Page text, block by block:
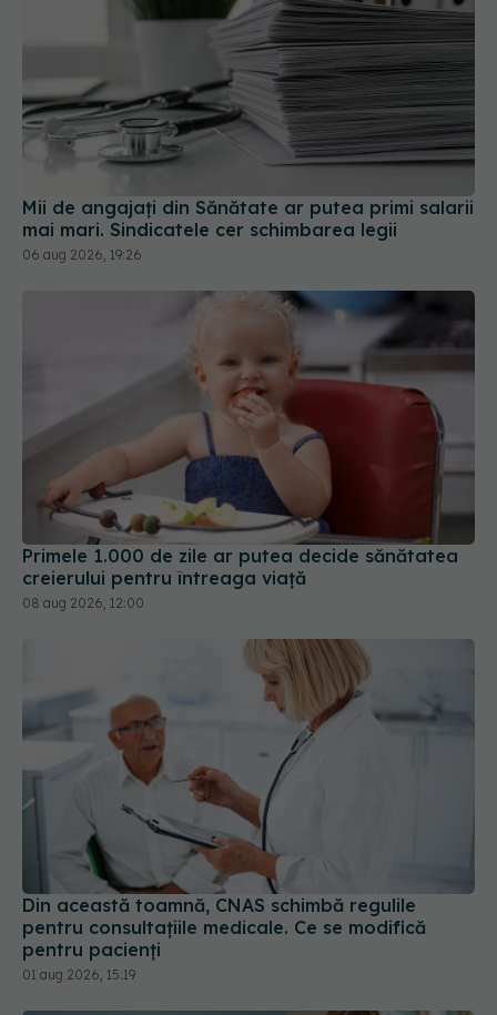
Mii de angajați din Sănătate ar putea primi salarii
mai mari. Sindicatele cer schimbarea legii
06 aug 2026, 19:26
Primele 1.000 de zile ar putea decide sănătatea
creierului pentru întreaga viață
08 aug 2026, 12:00
Din această toamnă, CNAS schimbă regulile
pentru consultațiile medicale. Ce se modifică
pentru pacienți
01 aug 2026, 15:19